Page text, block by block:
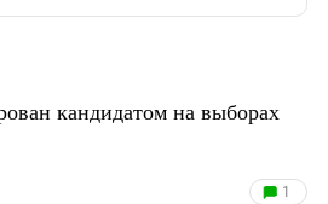
кандидатом на выборах
1